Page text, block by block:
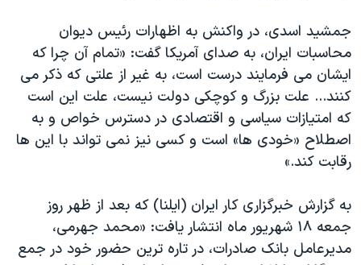
جمشید اسدی، در واکنش به اظهارات رئیس دیوان
محاسبات ایران، به صدای آمریکا گفت: «تمام آن چرا که
ایشان می فرمایند درست است، به غیر از علتی که ذکر می
کنند... علت بزرگ و کوچکی دولت نیست، علت این است
که امتیازات سیاسی و اقتصادی در دسترس خواص و به
اصطلاح «خودی ها» است و کسی نیز نمی تواند با این ها
رقابت کند.»
به گزارش خبرگزاری کار ایران (ایلنا) که بعد از ظهر روز
جمعه ۱۸ شهریور ماه انتشار یافت: «محمد جهرمی،
مدیرعامل بانک صادرات، در تاره ترین حضور خود در جمع